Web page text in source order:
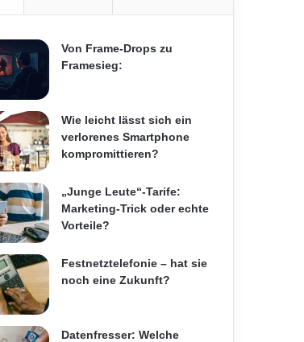
Von Frame-Drops zu
Framesieg:
Wie leicht lässt sich ein
verlorenes Smartphone
kompromittieren?
„Junge Leute“-Tarife:
Marketing-Trick oder echte
Vorteile?
Festnetztelefonie – hat sie
noch eine Zukunft?
Datenfresser: Welche